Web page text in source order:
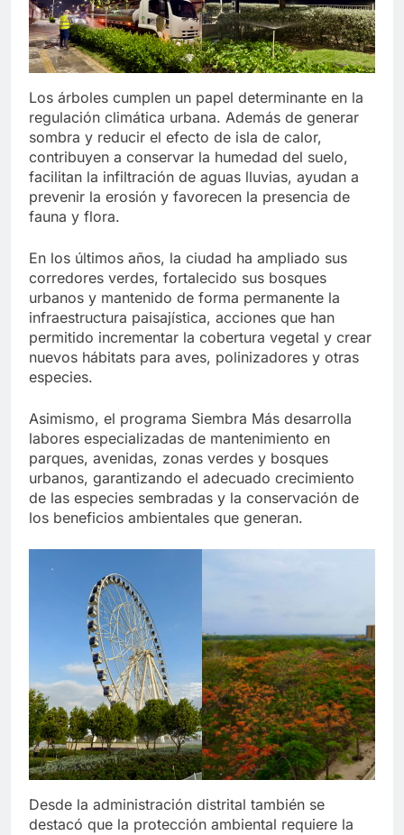
Los árboles cumplen un papel determinante en la
regulación climática urbana. Además de generar
sombra y reducir el efecto de isla de calor,
contribuyen a conservar la humedad del suelo,
facilitan la infiltración de aguas lluvias, ayudan a
prevenir la erosión y favorecen la presencia de
fauna y flora.
En los últimos años, la ciudad ha ampliado sus
corredores verdes, fortalecido sus bosques
urbanos y mantenido de forma permanente la
infraestructura paisajística, acciones que han
permitido incrementar la cobertura vegetal y crear
nuevos hábitats para aves, polinizadores y otras
especies.
Asimismo, el programa Siembra Más desarrolla
labores especializadas de mantenimiento en
parques, avenidas, zonas verdes y bosques
urbanos, garantizando el adecuado crecimiento
de las especies sembradas y la conservación de
los beneficios ambientales que generan.
Desde la administración distrital también se
destacó que la protección ambiental requiere la